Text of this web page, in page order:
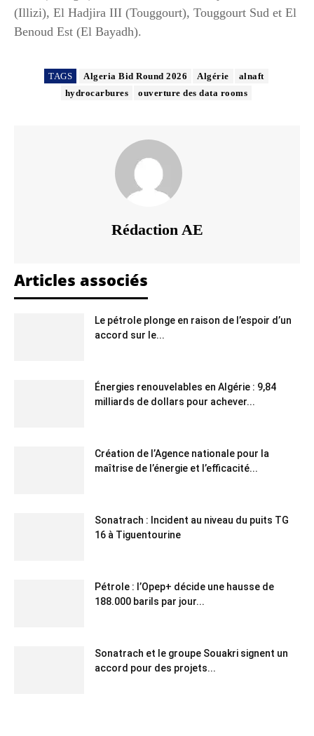
(Illizi), El Hadjira III (Touggourt), Touggourt Sud et El
Benoud Est (El Bayadh).
TAGS Algeria Bid Round 2026 Algérie
alnaft
hydrocarbures
ouverture des data rooms
Rédaction AE
Articles associés
Le pétrole plonge en raison de l’espoir d’un
accord sur le...
Énergies renouvelables en Algérie : 9,84
milliards de dollars pour achever...
Création de l’Agence nationale pour la
maîtrise de l’énergie et l’efficacité...
Sonatrach : Incident au niveau du puits TG
16 à Tiguentourine
Pétrole : l’Opep+ décide une hausse de
188.000 barils par jour...
Sonatrach et le groupe Souakri signent un
accord pour des projets...